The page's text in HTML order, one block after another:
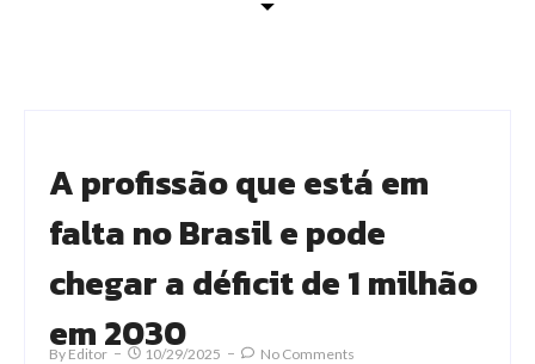
A profissão que está em
falta no Brasil e pode
chegar a déficit de 1 milhão
em 2030
By Editor 10/29/2025 No Comments